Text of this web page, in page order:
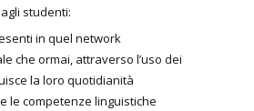
studenti:
in quel network
che ormai, attraverso l’uso dei
la loro quotidianità
le competenze linguistiche